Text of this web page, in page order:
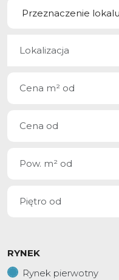
RYNEK
Rynek pierwotny